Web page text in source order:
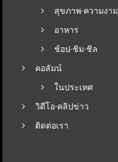
สุขภาพ-ความงาม
อาหาร
ช้อป-ชิม-ชิล
คอลัมน์
ในประเทศ
วิดีโอ-คลิปข่าว
ติดต่อเรา